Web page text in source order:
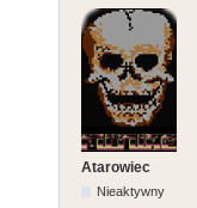
Atarowiec
Nieaktywny